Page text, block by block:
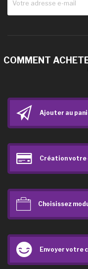
COMMENT
Ajouter au
Création votre
Choisissez
Envoyer votre